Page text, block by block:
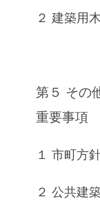
２ 建築用
第５ その
重要事項
１ 市町方
２ 公共建